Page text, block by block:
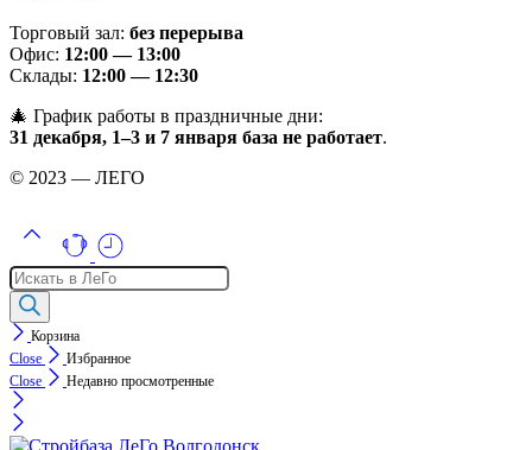
Торговый зал: без перерыва
Офис: 12:00 — 13:00
Склады: 12:00 — 12:30
🎄 График работы в праздничные дни:
31 декабря, 1–3 и 7 января база не работает.
© 2023 — ЛЕГО
Поиск
товаров
Корзина
Close
Избранное
Close
Недавно просмотренные